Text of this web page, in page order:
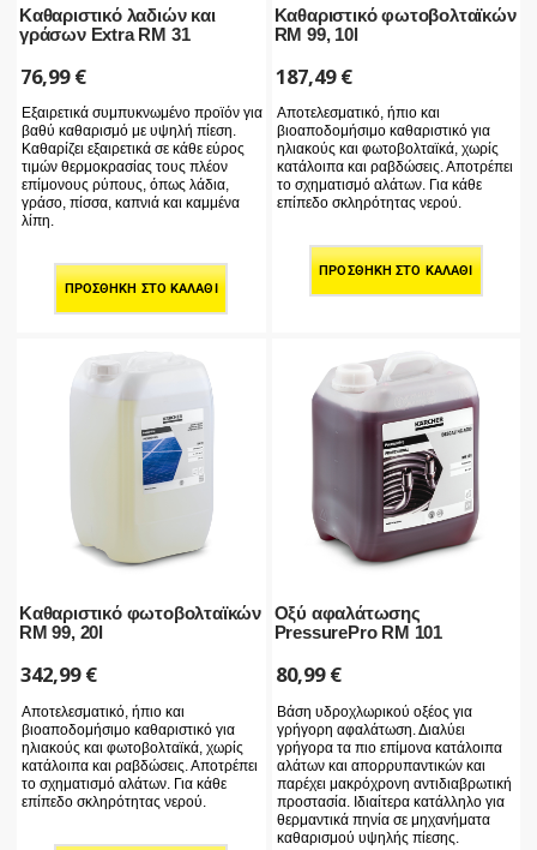
Καθαριστικό λαδιών και
γράσων Extra RM 31
76,99€
Εξαιρετικά συμπυκνωμένο προϊόν για
βαθύ καθαρισμό με υψηλή πίεση.
Καθαρίζει εξαιρετικά σε κάθε εύρος
τιμών θερμοκρασίας τους πλέον
επίμονους ρύπους, όπως λάδια,
γράσο, πίσσα, καπνιά και καμμένα
λίπη.
ΠΡΟΣΘΉΚΗ ΣΤΟ ΚΑΛΆΘΙ
Καθαριστικό φωτοβολταϊκών
RM 99, 10l
187,49€
Αποτελεσματικό, ήπιο και
βιοαποδομήσιμο καθαριστικό για
ηλιακούς και φωτοβολταϊκά, χωρίς
κατάλοιπα και ραβδώσεις. Αποτρέπει
το σχηματισμό αλάτων. Για κάθε
επίπεδο σκληρότητας νερού.
ΠΡΟΣΘΉΚΗ ΣΤΟ ΚΑΛΆΘΙ
Καθαριστικό φωτοβολταϊκών
RM 99, 20l
342,99€
Αποτελεσματικό, ήπιο και
βιοαποδομήσιμο καθαριστικό για
ηλιακούς και φωτοβολταϊκά, χωρίς
κατάλοιπα και ραβδώσεις. Αποτρέπει
το σχηματισμό αλάτων. Για κάθε
επίπεδο σκληρότητας νερού.
Οξύ αφαλάτωσης
PressurePro RM 101
80,99€
Βάση υδροχλωρικού οξέος για
γρήγορη αφαλάτωση. Διαλύει
γρήγορα τα πιο επίμονα κατάλοιπα
αλάτων και απορρυπαντικών και
παρέχει μακρόχρονη αντιδιαβρωτική
προστασία. Ιδιαίτερα κατάλληλο για
θερμαντικά πηνία σε μηχανήματα
καθαρισμού υψηλής πίεσης.